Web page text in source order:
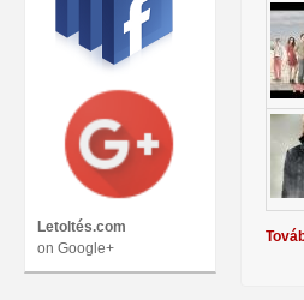
Letoltés.com
on Google+